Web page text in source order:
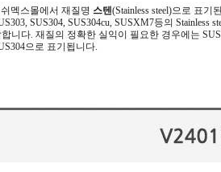
쉬멕스몰에서 재질명 스텐(Stainless steel)으로 표기
SUS304, SUS304cu, SUSXM7등의 Stainless
합니다. 재질의 정확한 실익이 필요한 경우에는
으로 표기됩니다.